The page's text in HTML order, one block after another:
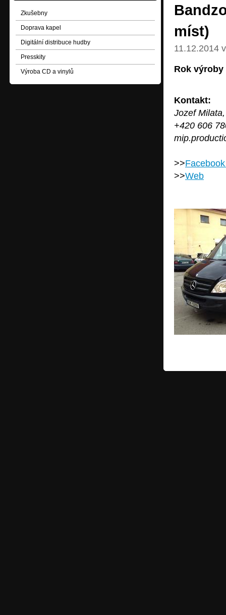
Zkušebny
Doprava kapel
Digitální distribuce hudby
Presskity
Výroba CD a vinylů
míst)
11.12.2014
Rok výroby
Kontakt:
Jozef
+420 606
>>
>>Web